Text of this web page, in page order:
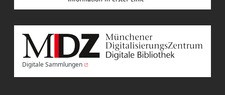
Digitale Sammlungen